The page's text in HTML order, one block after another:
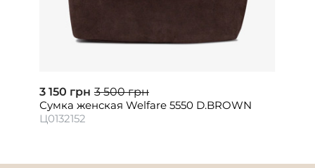
3 150 грн 3 500 грн
Сумка женская Welfare 5550 D.BROWN
Ц0132152